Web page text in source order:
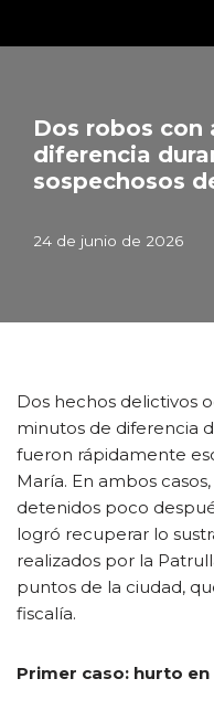
Dos robos con
diferencia
sospechosos
24 de junio de 2026
Dos hechos delictivos
minutos de diferencia
fueron rápidamente
María. En ambos
detenidos poco
logró recuperar lo
realizados por la
puntos de la ciudad,
fiscalía.
Primer caso: hurto